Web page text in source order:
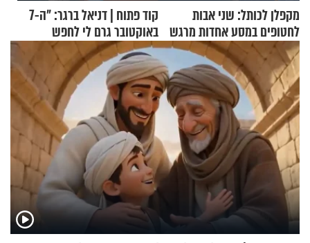
מקפלן לכותל: שני אבות
לחטופים במסע אחדות מרגש
קוד פתוח | דניאל ברגר: "ה-7
באוקטובר גרם לי לחפש
תשובות"